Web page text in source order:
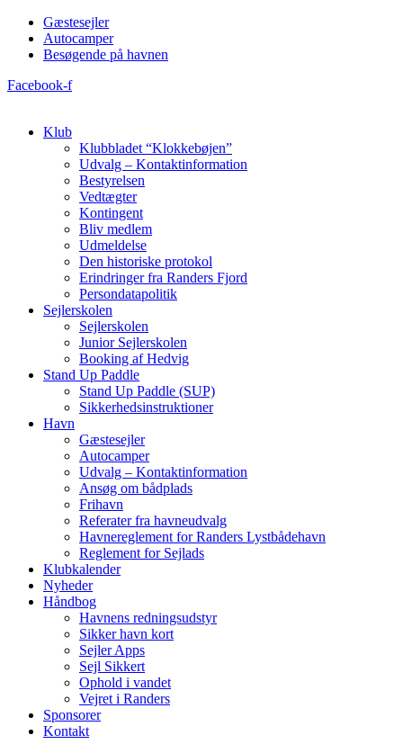
Videre
indhold
Gæstesejler
Autocamper
Besøgende på havnen
Facebook-f
Klub
Klubbladet “Klokkebøjen”
Udvalg – Kontaktinformation
Bestyrelsen
Vedtægter
Kontingent
Bliv medlem
Udmeldelse
Den historiske protokol
Erindringer fra Randers Fjord
Persondatapolitik
Sejlerskolen
Sejlerskolen
Junior Sejlerskolen
Booking af Hedvig
Stand Up Paddle
Stand Up Paddle (SUP)
Sikkerhedsinstruktioner
Havn
Gæstesejler
Autocamper
Udvalg – Kontaktinformation
Ansøg om bådplads
Frihavn
Referater fra havneudvalg
Havnereglement for Randers Lystbådehavn
Reglement for Sejlads
Klubkalender
Nyheder
Håndbog
Havnens redningsudstyr
Sikker havn kort
Sejler Apps
Sejl Sikkert
Ophold i vandet
Vejret i Randers
Sponsorer
Kontakt